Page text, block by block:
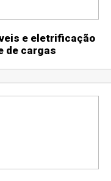
e eletrificação
de cargas